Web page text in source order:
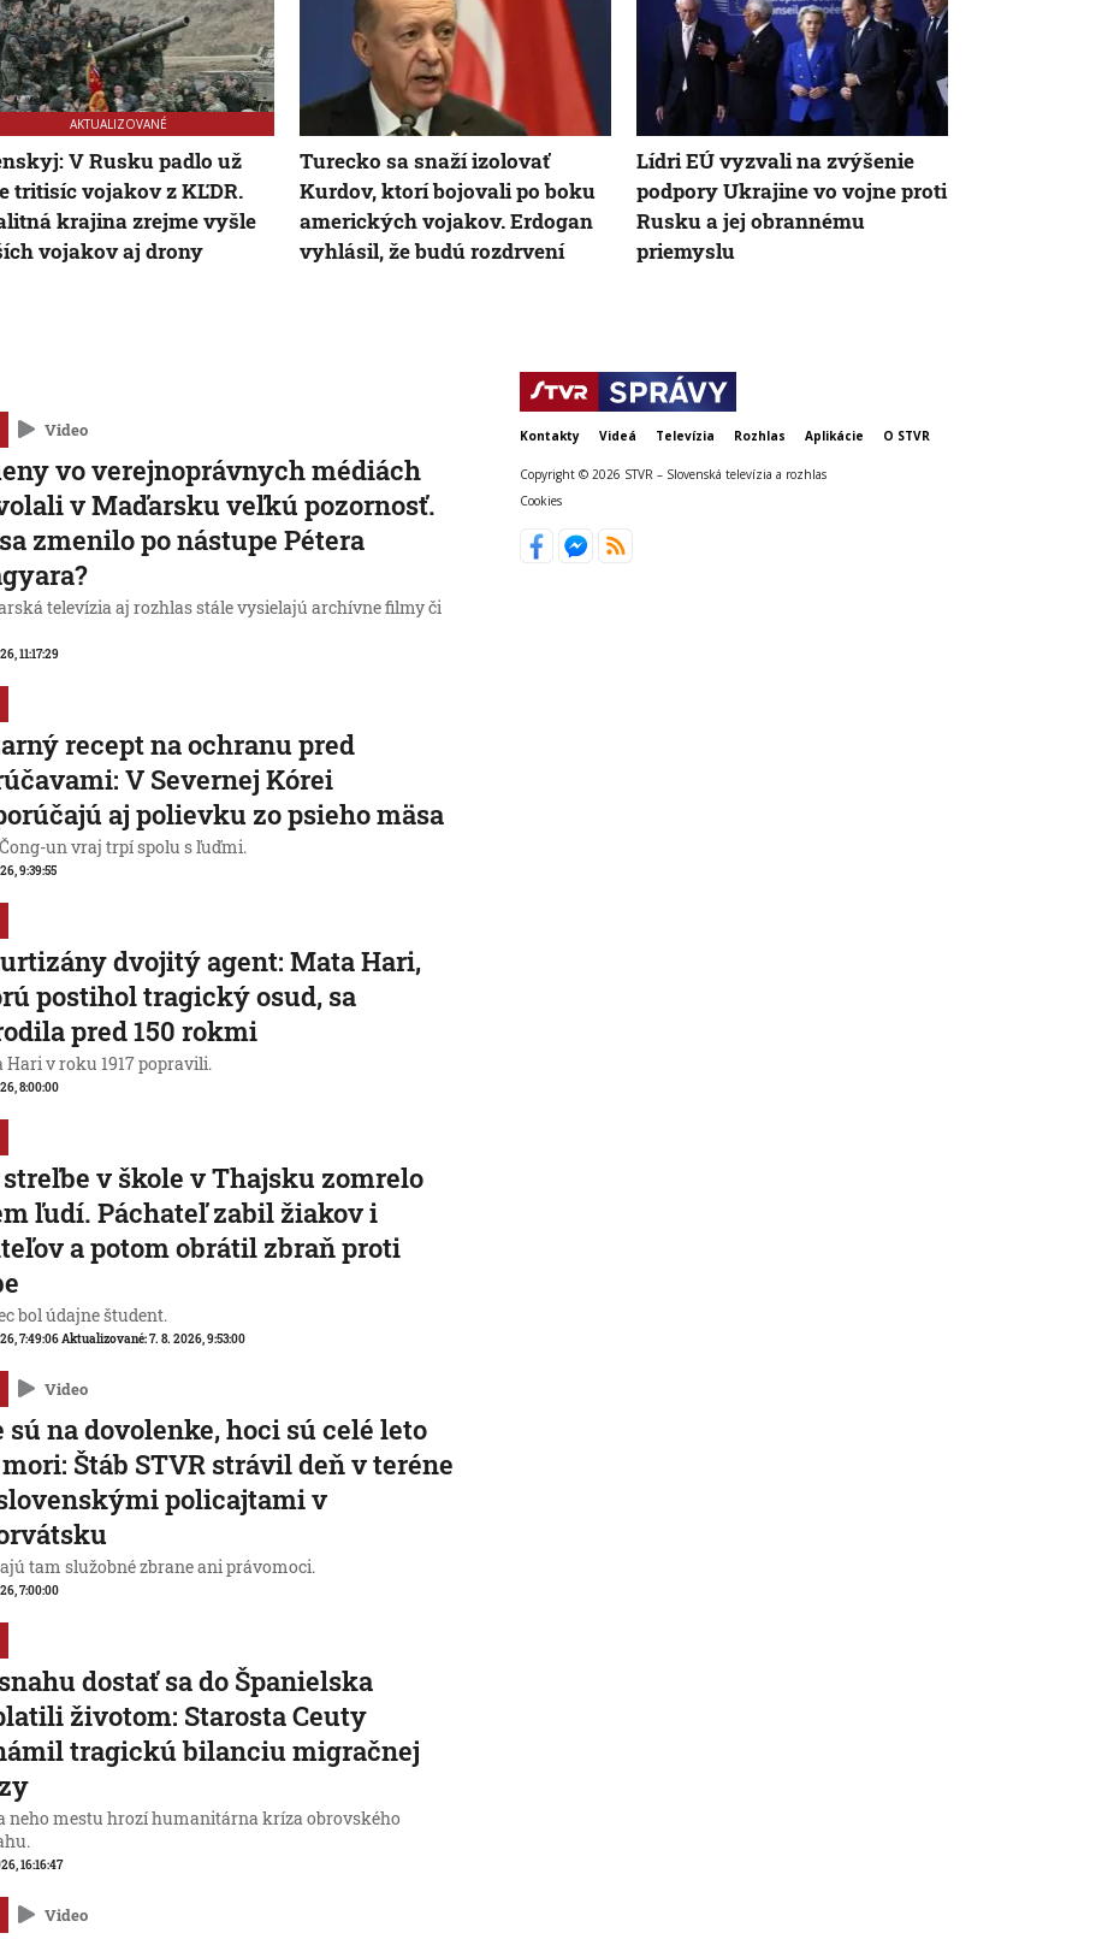
AKTUALIZOVANÉ
V Rusku padlo už
tritisíc vojakov z KĽDR.
krajina zrejme vyšle
vojakov aj drony
Turecko sa snaží izolovať
Kurdov, ktorí bojovali po boku
amerických vojakov. Erdogan
vyhlásil, že budú rozdrvení
Lídri EÚ vyzvali na zvýšenie
podpory Ukrajine vo vojne proti
Rusku a jej obrannému
priemyslu
Video
vo verejnoprávnych médiách
v Maďarsku veľkú pozornosť.
zmenilo po nástupe Pétera
televízia aj rozhlas stále vysielajú archívne filmy či
11:17:29
recept na ochranu pred
V Severnej Kórei
aj polievku zo psieho mäsa
un vraj trpí spolu s ľuďmi.
9:39:55
dvojitý agent: Mata Hari,
postihol tragický osud, sa
pred 150 rokmi
Hari v roku 1917 popravili.
8:00:00
v škole v Thajsku zomrelo
ľudí. Páchateľ zabil žiakov i
a potom obrátil zbraň proti
bol údajne študent.
7:49:06Aktualizované:7. 8. 2026, 9:53:00
Video
sú na dovolenke, hoci sú celé leto
Štáb STVR strávil deň v teréne
policajtami v
tam služobné zbrane ani právomoci.
7:00:00
dostať sa do Španielska
životom: Starosta Ceuty
tragickú bilanciu migračnej
neho mestu hrozí humanitárna kríza obrovského
16:16:47
Video
Kontakty Videá Televízia Rozhlas Aplikácie O STVR
Copyright © 2026 STVR – Slovenská televízia a rozhlas
Cookies